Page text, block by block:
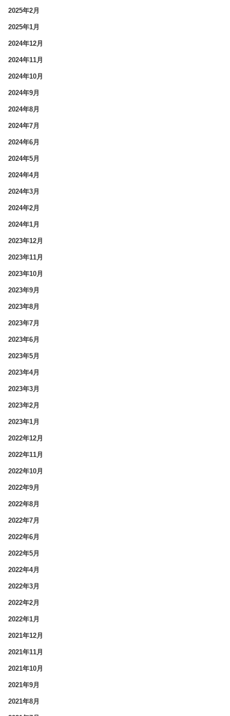
2025年2月
2025年1月
2024年12月
2024年11月
2024年10月
2024年9月
2024年8月
2024年7月
2024年6月
2024年5月
2024年4月
2024年3月
2024年2月
2024年1月
2023年12月
2023年11月
2023年10月
2023年9月
2023年8月
2023年7月
2023年6月
2023年5月
2023年4月
2023年3月
2023年2月
2023年1月
2022年12月
2022年11月
2022年10月
2022年9月
2022年8月
2022年7月
2022年6月
2022年5月
2022年4月
2022年3月
2022年2月
2022年1月
2021年12月
2021年11月
2021年10月
2021年9月
2021年8月